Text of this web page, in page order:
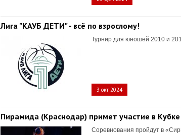
Лига "КАУБ ДЕТИ" - всё по взрослому!
Турнир для юношей 2010 и
3 окт 2024
Пирамида (Краснодар) примет участие в
Соревнования пройдут в